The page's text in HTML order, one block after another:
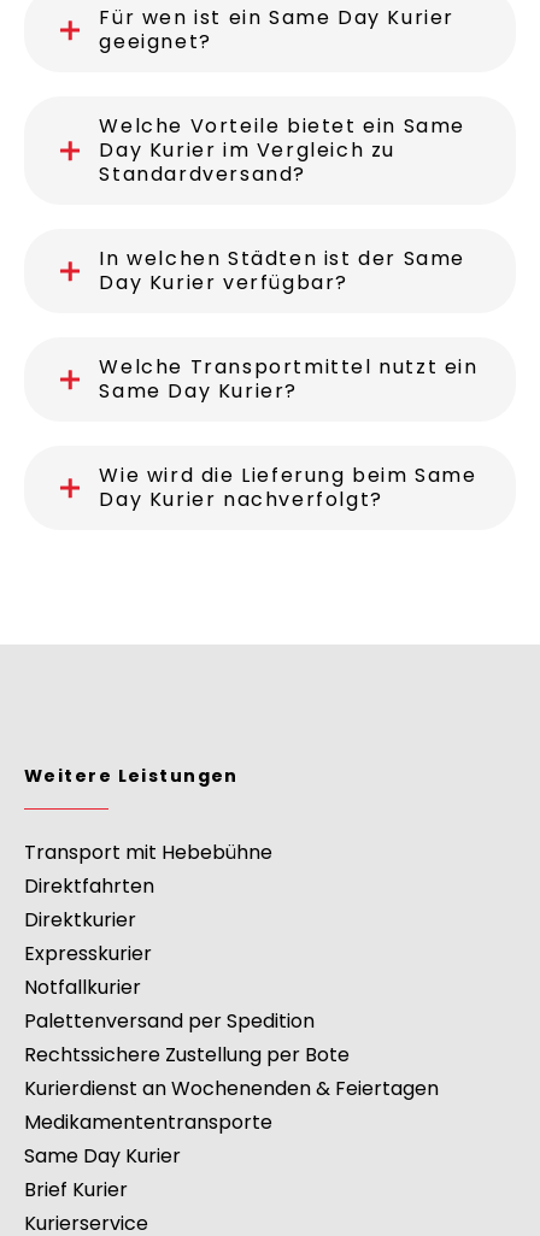
Für wen ist ein Same Day Kurier
geeignet?
Welche Vorteile bietet ein Same
Day Kurier im Vergleich zu
Standardversand?
In welchen Städten ist der Same
Day Kurier verfügbar?
Welche Transportmittel nutzt ein
Same Day Kurier?
Wie wird die Lieferung beim Same
Day Kurier nachverfolgt?
Weitere Leistungen
Transport mit Hebebühne
Direktfahrten
Direktkurier
Expresskurier
Notfallkurier
Palettenversand per Spedition
Rechtssichere Zustellung per Bote
Kurierdienst an Wochenenden & Feiertagen
Medikamententransporte
Same Day Kurier
Brief Kurier
Kurierservice